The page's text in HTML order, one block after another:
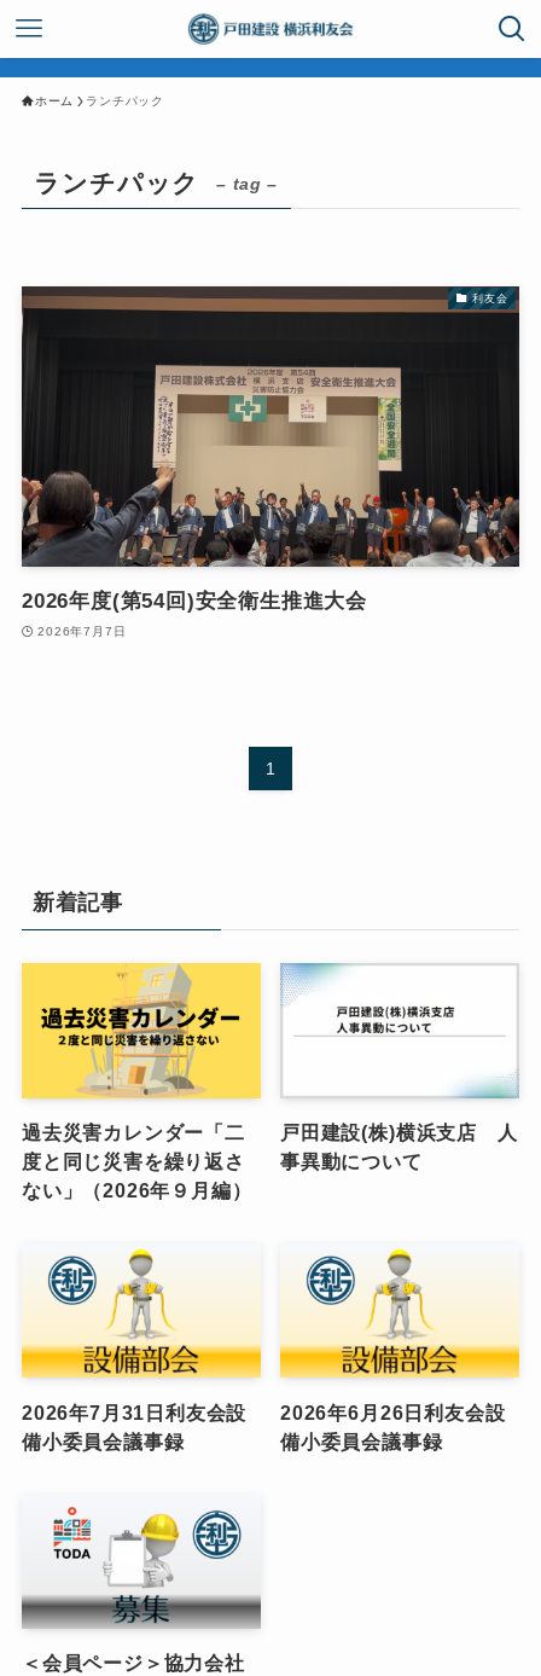
ホーム ランチパック
ランチパック – tag –
利友会
2026年度(第54回)安全衛生推進大会
2026年7月7日
1
新着記事
過去災害カレンダー「二
度と同じ災害を繰り返さ
ない」（2026年９月編）
戸田建設(株)横浜支店 人
事異動について
2026年7月31日利友会設
備小委員会議事録
2026年6月26日利友会設
備小委員会議事録
＜会員ページ＞協力会社